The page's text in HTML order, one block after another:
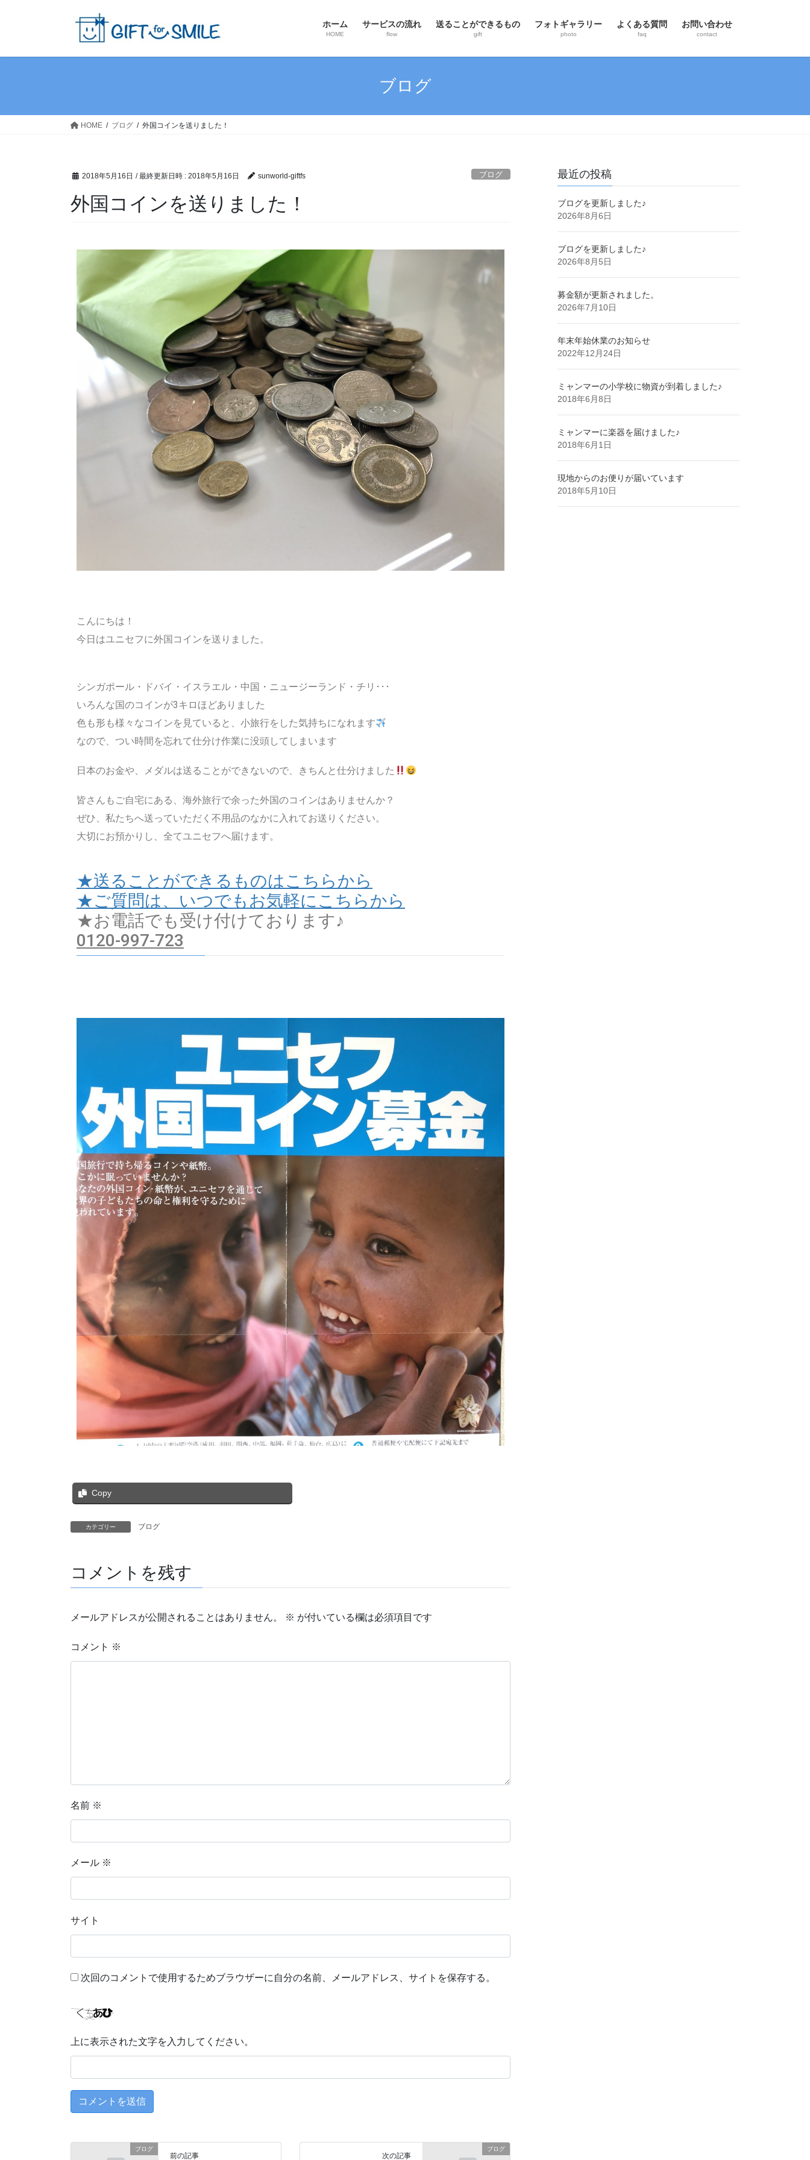
ホーム
HOME
サービスの流れ
flow
送ることができるもの
gift
フォトギャラリー
photo
よくある質問
faq
お問い合わせ
contact
ブログ
HOME ブログ 外国コインを送りました！
2018年5月16日 / 最終更新日時 : 2018年5月16日 sunworld-giftfs ブログ
外国コインを送りました！
こんにちは！
今日はユニセフに外国コインを送りました。
シンガポール・ドバイ・イスラエル・中国・ニュージーランド・チリ･･･
いろんな国のコインが3キロほどありました
色も形も様々なコインを見ていると、小旅行をした気持ちになれます
なので、つい時間を忘れて仕分け作業に没頭してしまいます
日本のお金や、メダルは送ることができないので、きちんと仕分けました
皆さんもご自宅にある、海外旅行で余った外国のコインはありませんか？
ぜひ、私たちへ送っていただく不用品のなかに入れてお送りください。
大切にお預かりし、全てユニセフへ届けます。
★送ることができるものはこちらから
★ご質問は、いつでもお気軽にこちらから
★お電話でも受け付けております♪
0120-997-723
Copy
カテゴリー ブログ
コメントを残す
メールアドレスが公開されることはありません。 ※ が付いている欄は必須項目です
コメント ※
名前 ※
メール ※
サイト
次回のコメントで使用するためブラウザーに自分の名前、メールアドレス、サイトを保存する。
上に表示された文字を入力してください。
ブログ
前の記事
ブログ
次の記事
最近の投稿
ブログを更新しました♪
2026年8月6日
ブログを更新しました♪
2026年8月5日
募金額が更新されました。
2026年7月10日
年末年始休業のお知らせ
2022年12月24日
ミャンマーの小学校に物資が到着しました♪
2018年6月8日
ミャンマーに楽器を届けました♪
2018年6月1日
現地からのお便りが届いています
2018年5月10日